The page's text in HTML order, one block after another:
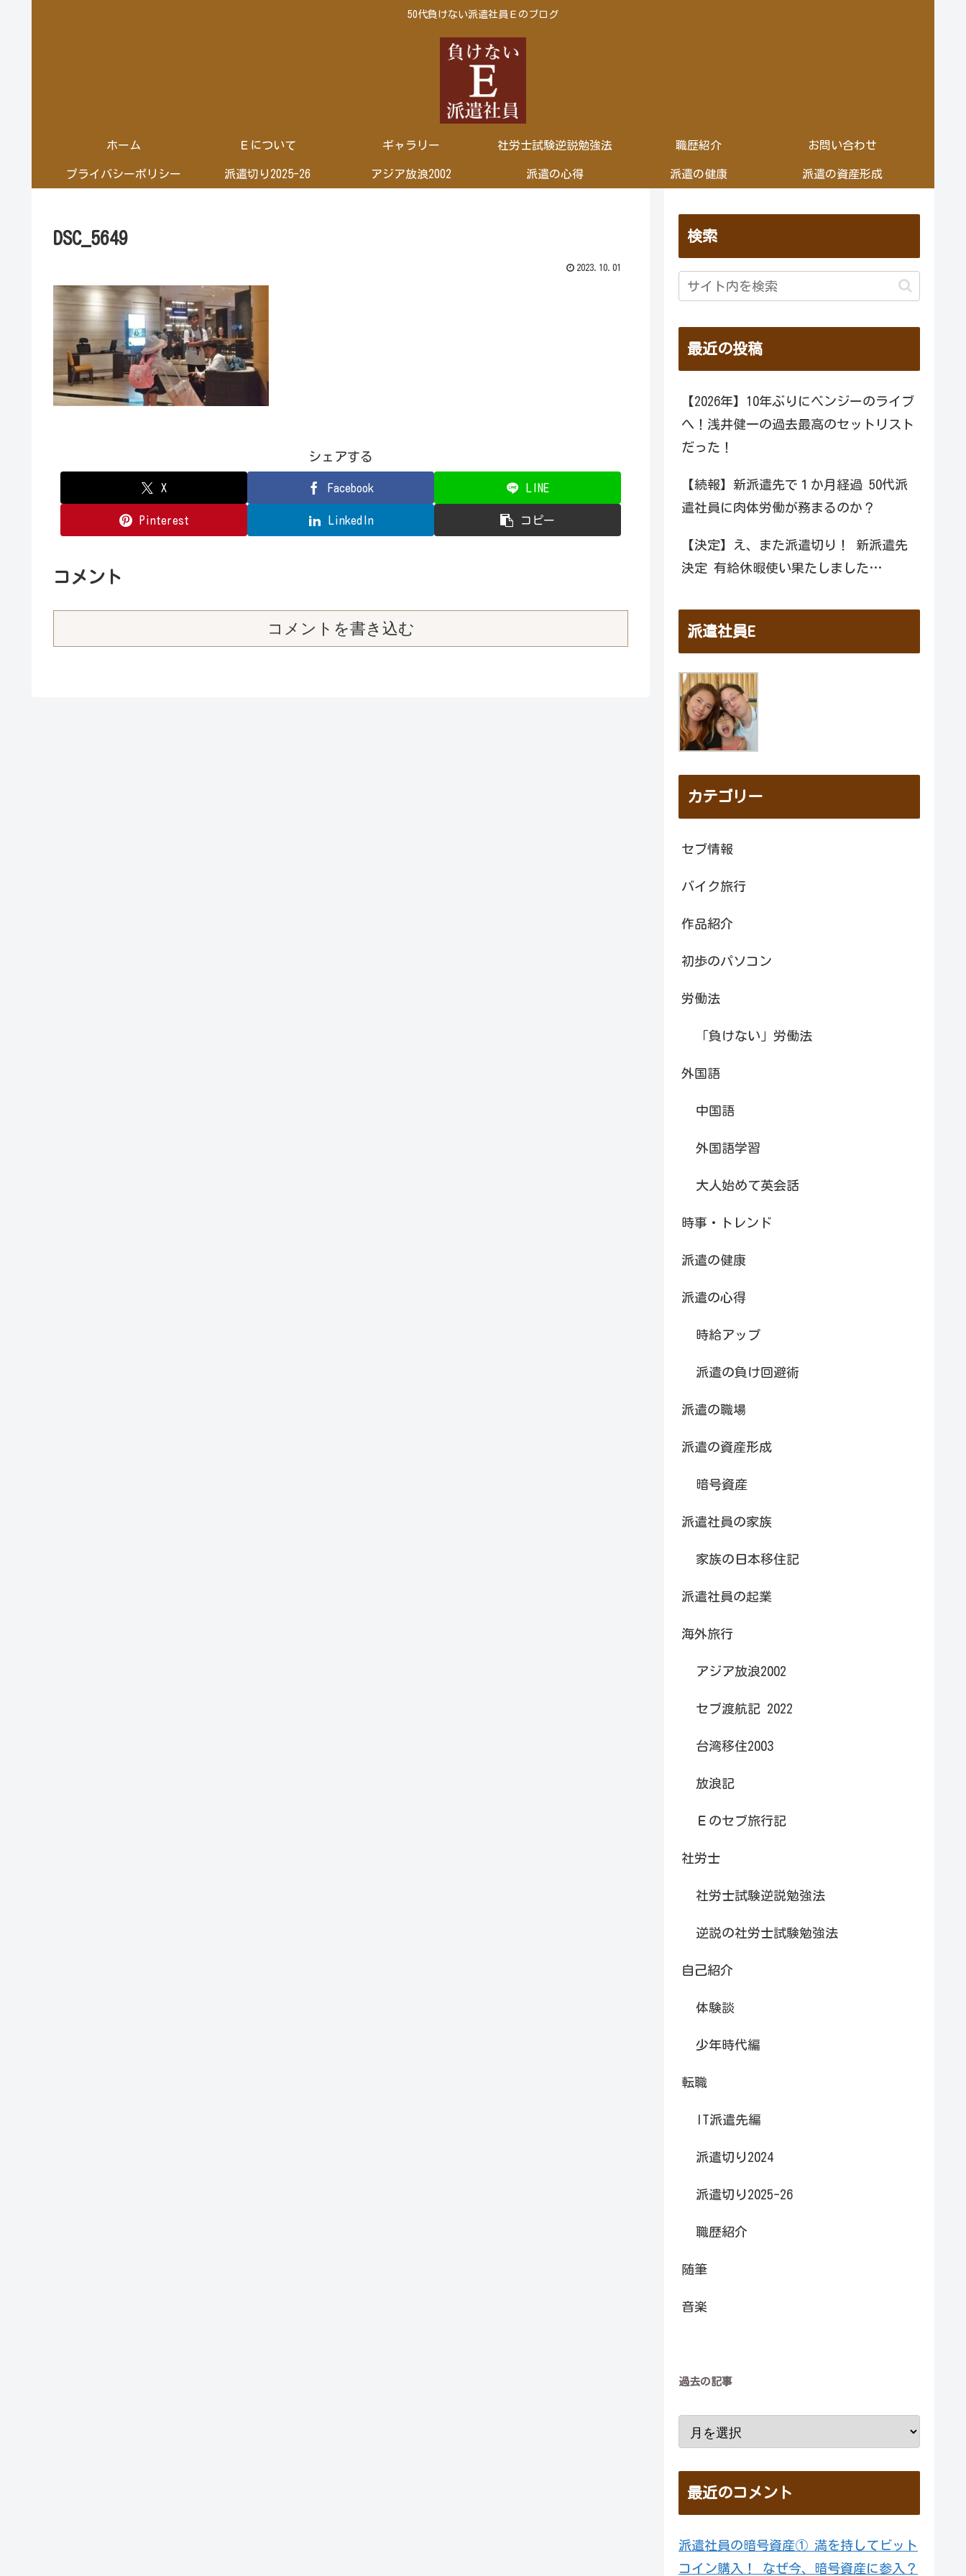
50代負けない派遣社員Ｅのブログ
ホーム Ｅについて ギャラリー 社労士試験逆説勉強法 職歴紹介 お問い合わせ
プライバシーポリシー 派遣切り2025-26 アジア放浪2002 派遣の心得 派遣の健康 派遣の資産形成
DSC_5649
2023.10.01
シェアする
X Facebook LINE
Pinterest LinkedIn コピー
コメント
コメントを書き込む
検索
最近の投稿
【2026年】10年ぶりにベンジーのライブ
へ！浅井健一の過去最高のセットリスト
だった！
【続報】新派遣先で１か月経過 50代派
遣社員に肉体労働が務まるのか？
【決定】え、また派遣切り！ 新派遣先
決定 有給休暇使い果たしました…
派遣社員E
カテゴリー
セブ情報
バイク旅行
作品紹介
初歩のパソコン
労働法
「負けない」労働法
外国語
中国語
外国語学習
大人始めて英会話
時事・トレンド
派遣の健康
派遣の心得
時給アップ
派遣の負け回避術
派遣の職場
派遣の資産形成
暗号資産
派遣社員の家族
家族の日本移住記
派遣社員の起業
海外旅行
アジア放浪2002
セブ渡航記 2022
台湾移住2003
放浪記
Ｅのセブ旅行記
社労士
社労士試験逆説勉強法
逆説の社労士試験勉強法
自己紹介
体験談
少年時代編
転職
IT派遣先編
派遣切り2024
派遣切り2025-26
職歴紹介
随筆
音楽
過去の記事
最近のコメント
派遣社員の暗号資産① 満を持してビット
コイン購入！ なぜ今、暗号資産に参入？